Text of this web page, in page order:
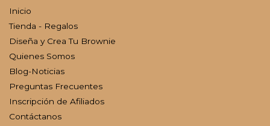
Inicio
Tienda - Regalos
Diseña y Crea Tu Brownie
Quienes Somos
Blog-Noticias
Preguntas Frecuentes
Inscripción de Afiliados
Contáctanos